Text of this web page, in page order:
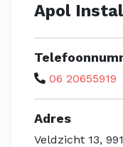
Apol
06 20655919
Adres
Veldzicht 13,